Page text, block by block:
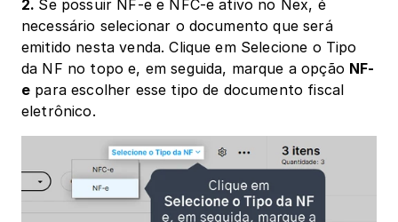
2. Se possuir NF-e e NFC-e ativo no Nex, é
necessário selecionar o documento que será
emitido nesta venda. Clique em Selecione o Tipo
da NF no topo e, em seguida, marque a opção NF-
e para escolher esse tipo de documento fiscal
eletrônico.